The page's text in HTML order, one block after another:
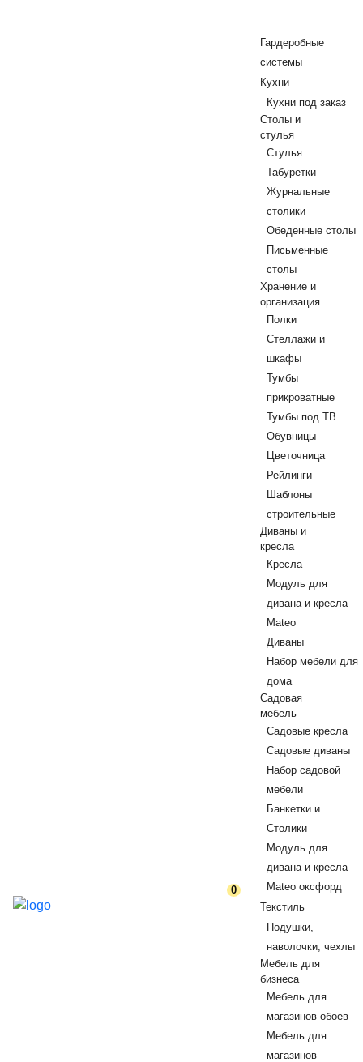
0
Гардеробные
системы
Кухни
Кухни под заказ
Столы и
стулья
Стулья
Табуретки
Журнальные
столики
Обеденные столы
Письменные
столы
Хранение и
организация
Полки
Стеллажи и
шкафы
Тумбы
прикроватные
Тумбы под ТВ
Обувницы
Цветочница
Рейлинги
Шаблоны
строительные
Диваны и
кресла
Кресла
Модуль для
дивана и кресла
Mateo
Диваны
Набор мебели для
дома
Садовая
мебель
Садовые кресла
Садовые диваны
Набор садовой
мебели
Банкетки и
Столики
Модуль для
дивана и кресла
Mateo оксфорд
Текстиль
Подушки,
наволочки, чехлы
Мебель для
бизнеса
Мебель для
магазинов обоев
Мебель для
магазинов